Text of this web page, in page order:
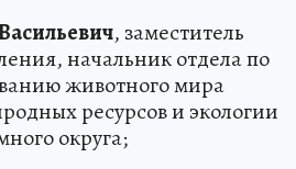
, заместитель
начальник отдела по
животного мира
ресурсов и экологии
округа;